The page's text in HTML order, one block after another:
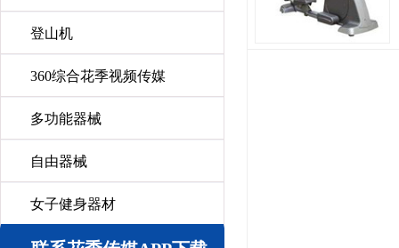
登山机
360综合花季视频传媒
多功能器械
自由器械
女子健身器材